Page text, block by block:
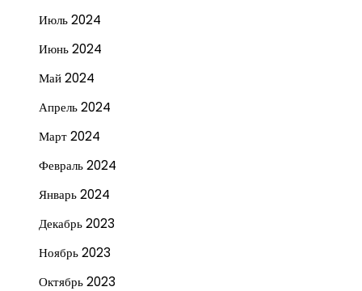
Июль 2024
Июнь 2024
Май 2024
Апрель 2024
Март 2024
Февраль 2024
Январь 2024
Декабрь 2023
Ноябрь 2023
Октябрь 2023